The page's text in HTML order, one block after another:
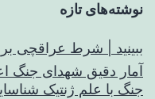
نوشته‌های تازه
ببینید | شرط عراقچی
جنگ با علم ژنتیک